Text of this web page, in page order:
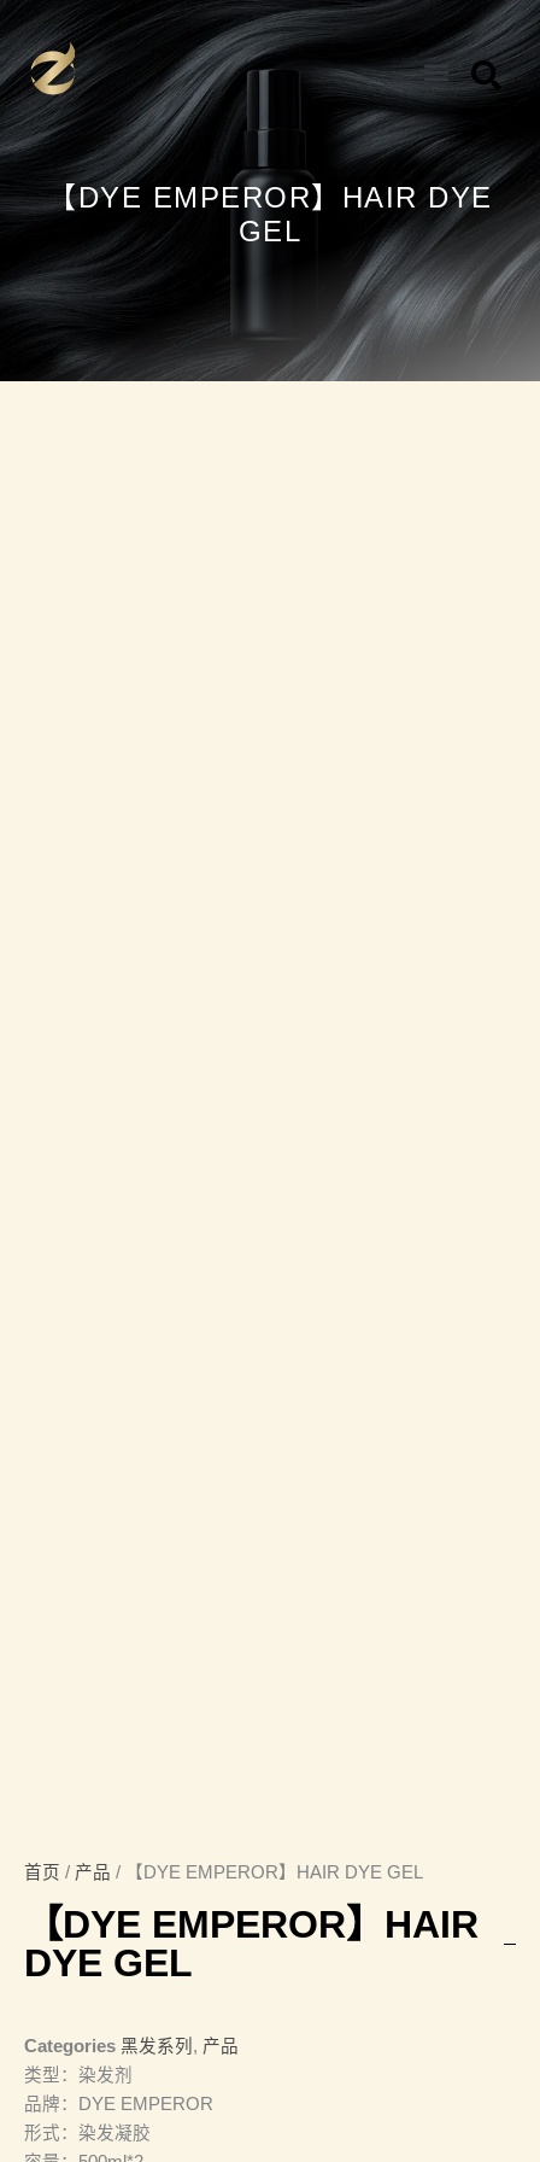
至
内
容
【DYE EMPEROR】HAIR DYE
GEL
首页 / 产品 / 【DYE EMPEROR】HAIR DYE GEL
【DYE EMPEROR】HAIR
DYE GEL
Categories 黑发系列 , 产品
类型：染发剂
品牌：DYE EMPEROR
形式：染发凝胶